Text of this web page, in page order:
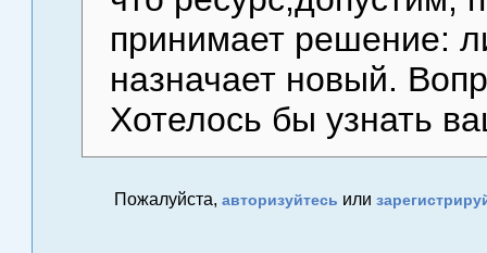
принимает решение:
назначает новый.
Хотелось бы узнать
Пожалуйста, авторизуйтесь или